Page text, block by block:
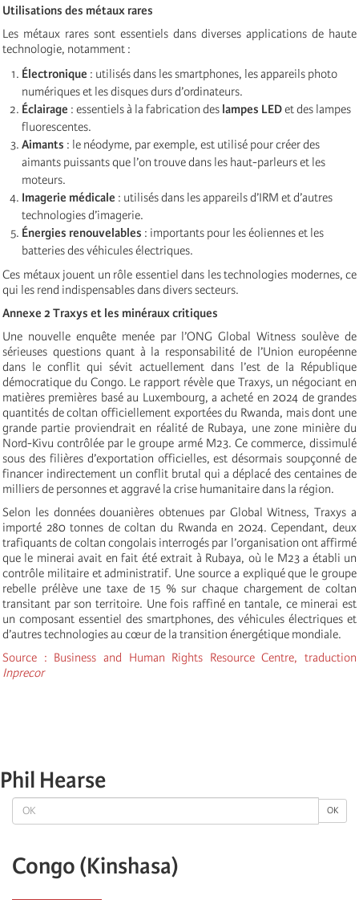
OK OK
Congo (Kinshasa)
Utilisations des métaux rares
Les métaux rares sont essentiels dans diverses applications de haute
technologie, notamment :
Électronique : utilisés dans les smartphones, les appareils photo
numériques et les disques durs d’ordinateurs.
Éclairage : essentiels à la fabrication des lampes LEDet des lampes
fluorescentes.
Aimants : le néodyme, par exemple, est utilisé pour créer des
aimants puissants que l’on trouve dans les haut-parleurs et les
moteurs.
Imagerie médicale : utilisés dans les appareils d’IRM et d’autres
technologies d’imagerie.
Énergies renouvelables : importants pour les éoliennes et les
batteries des véhicules électriques.
Ces métaux jouent un rôle essentiel dans les technologies modernes, ce
qui les rend indispensables dans divers secteurs.
Annexe 2 Traxys et les minéraux critiques
Une nouvelle enquête menée par l’ONG Global Witness soulève de
sérieuses questions quant à la responsabilité de l’Union européenne
dans le conflit qui sévit actuellement dans l’est de la République
démocratique du Congo. Le rapport révèle que Traxys, un négociant en
matières premières basé au Luxembourg, a acheté en 2024 de grandes
quantités de coltan officiellement exportées du Rwanda, mais dont une
grande partie proviendrait en réalité de Rubaya, une zone minière du
Nord-Kivu contrôlée par le groupe armé M23. Ce commerce, dissimulé
sous des filières d’exportation officielles, est désormais soupçonné de
financer indirectement un conflit brutal qui a déplacé des centaines de
milliers de personnes et aggravé la crise humanitaire dans la région.
Selon les données douanières obtenues par Global Witness, Traxys a
importé 280 tonnes de coltan du Rwanda en 2024. Cependant, deux
trafiquants de coltan congolais interrogés par l’organisation ont affirmé
que le minerai avait en fait été extrait à Rubaya, où le M23 a établi un
contrôle militaire et administratif. Une source a expliqué que le groupe
rebelle prélève une taxe de 15 % sur chaque chargement de coltan
transitant par son territoire. Une fois raffiné en tantale, ce minerai est
un composant essentiel des smartphones, des véhicules électriques et
d’autres technologies au cœur de la transition énergétique mondiale.
Source : Business and Human Rights Resource Centre, traduction
Inprecor
Phil Hearse